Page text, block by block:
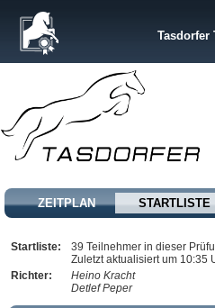
Tasdorfer
ZEITPLAN STARTLISTE
Startliste:
39 Teilnehmer in dieser
Zuletzt aktualisiert um 10:35
Richter:
Heino Kracht
Detlef Peper